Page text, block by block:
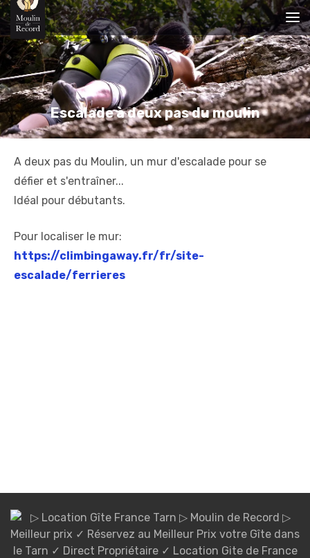
Escalade à deux pas du moulin
A deux pas du Moulin, un mur d'escalade pour se
défier et s'entraîner...
Idéal pour débutants.
Pour localiser le mur:
https://climbingaway.fr/fr/site-
escalade/ferrieres